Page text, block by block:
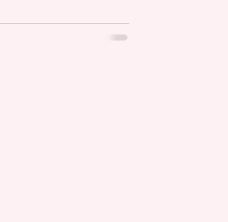
en Caguas
“segunda tienda” Marys Health